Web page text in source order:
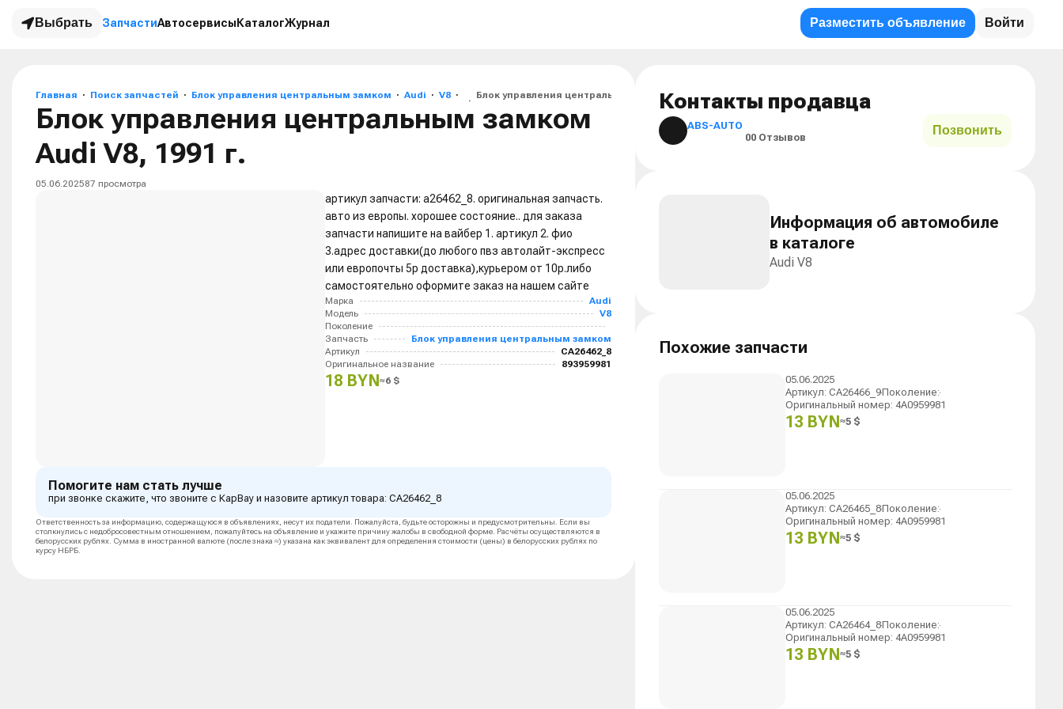
Выбрать ЗапчастиАвтосервисы КаталогЖурнал Разместить объявление Войти
Главная Поиск запчастей Блок управления центральным замком Audi V8 Блок управления центральным замком Audi V8, 1991 г.
Блок управления центральным замком
Audi V8, 1991 г.
05.06.202587 просмотра
артикул запчасти: a26462_8. оригинальная запчасть.
авто из европы. хорошее состояние.. для заказа
запчасти напишите на вайбер 1. артикул 2. фио
3.адрес доставки(до любого пвз автолайт-экспресс
или европочты 5р доставка),курьером от 10р.либо
самостоятельно оформите заказ на нашем сайте
Марка
Audi
Модель
V8
Поколение
Запчасть
Блок управления центральным замком
Артикул
CA26462_8
Оригинальное название
893959981
18 BYN≈6 $
Помогите нам стать лучше
при звонке скажите, что звоните с КарВау и назовите артикул товара: CA26462_8
Ответственность за информацию, содержащуюся в объявлениях, несут их податели. Пожалуйста, будьте осторожны и предусмотрительны. Если вы
столкнулись с недобросовестным отношением, пожалуйтесь на объявление и укажите причину жалобы в свободной форме. Расчёты осуществляются в
белорусских рублях. Сумма в иностранной валюте (после знака ≈) указана как эквивалент для определения стоимости (цены) в белорусских рублях по
курсу НБРБ.
Контакты продавца
ABS-AUTO
00 Отзывов Позвонить
Информация об автомобиле
в каталоге
Audi V8
Похожие запчасти
05.06.2025
Артикул:CA26466_9Поколение:
Оригинальный номер:4A0959981
13 BYN≈5 $
05.06.2025
Артикул:CA26465_8Поколение:
Оригинальный номер:4A0959981
13 BYN≈5 $
05.06.2025
Артикул:CA26464_8Поколение:
Оригинальный номер:4A0959981
13 BYN≈5 $